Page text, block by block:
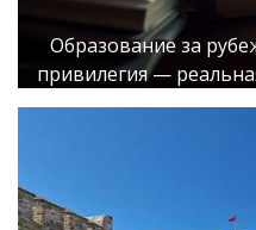
Образование за
привилегия —